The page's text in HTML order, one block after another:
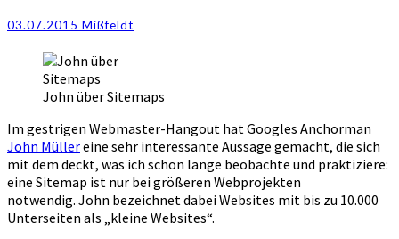
Seiten)
keine
Sitemap
03.07.2015 Mißfeldt
John über Sitemaps
Im gestrigen Webmaster-Hangout hat Googles Anchorman
John Müllereine sehr interessante Aussage gemacht, die sich
mit dem deckt, was ich schon lange beobachte und praktiziere:
eine Sitemap ist nur bei größeren Webprojekten
notwendig. John bezeichnet dabei Websites mit bis zu 10.000
Unterseiten als „kleine Websites“.